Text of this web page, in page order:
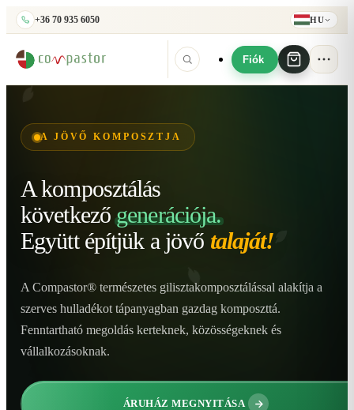
+36 70 935 6050 HU
Fiók
A JÖVŐ KOMPOSZTJA
A komposztálás
következő generációja.
Együtt építjük a jövő talaját!
A Compastor® természetes gilisztakomposztálással alakítja a
szerves hulladékot tápanyagban gazdag komposzttá.
Fenntartható megoldás kerteknek, közösségeknek és
vállalkozásoknak.
ÁRUHÁZ MEGNYITÁSA